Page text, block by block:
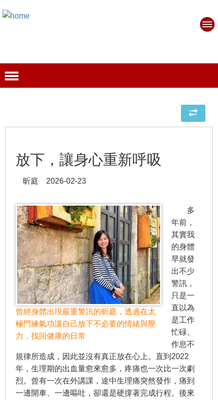
放下，讓身心重新呼吸
昕庭 2026-02-23
曾經身體出現嚴重警訊的昕庭，透過在太
極門練氣功讓自己放下不必要的情緒與壓
力，找回健康的日常
多
年前，
其實我
的身體
早就發
出不少
警訊，
只是一
直以為
是工作
忙碌、
作息不
規律所造成，因此並沒有真正放在心上。直到2022
年，生理期的出血量愈來愈多，疼痛也一次比一次劇
烈。曾有一次在外講課，途中生理痛突然發作，痛到
一邊開車、一邊嘔吐，卻還是硬撐著完成行程。後來